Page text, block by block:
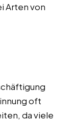
Arten von
oft
da viele